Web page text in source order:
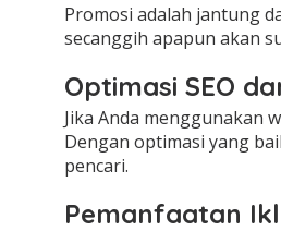
Promosi adalah jantung
secanggih apapun akan
Optimasi SEO
Jika Anda menggunakan
Dengan optimasi yang
pencari.
Pemanfaatan